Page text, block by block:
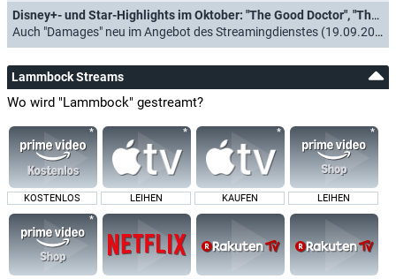
Disney+- und Star-Highlights im Oktober: "The Good Doctor", "The Walking Dead" und mehr "Horror Stories"
Auch "Damages" neu im Angebot des Streamingdienstes (19.09.2022)
Lammbock Streams
Wo wird "Lammbock" gestreamt?
KOSTENLOS LEIHEN KAUFEN LEIHEN